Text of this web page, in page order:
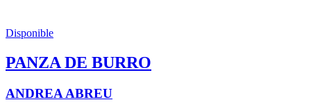
Disponible
PANZA DE BURRO
ANDREA ABREU